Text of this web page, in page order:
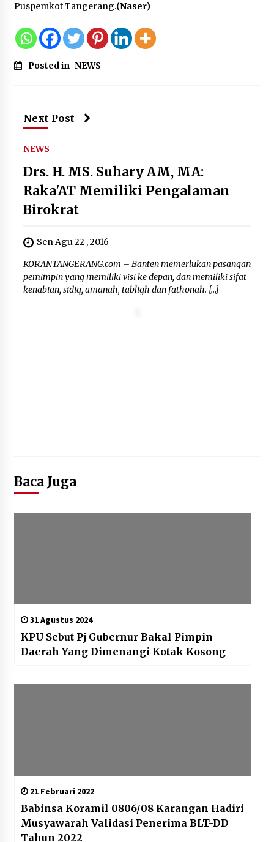
Puspemkot Tangerang.(Naser)
Posted in NEWS
Next Post
NEWS
Drs. H. MS. Suhary AM, MA:
Raka'AT Memiliki Pengalaman
Birokrat
Sen Agu 22 , 2016
KORANTANGERANG.com – Banten memerlukan pasangan
pemimpin yang memiliki visi ke depan, dan memiliki sifat
kenabian, sidiq, amanah, tabligh dan fathonah. […]
Baca Juga
31 Agustus 2024
KPU Sebut Pj Gubernur Bakal Pimpin
Daerah Yang Dimenangi Kotak Kosong
21 Februari 2022
Babinsa Koramil 0806/08 Karangan Hadiri
Musyawarah Validasi Penerima BLT-DD
Tahun 2022